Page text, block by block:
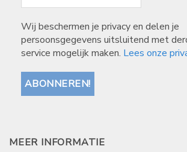
Wij beschermen je privacy en delen je
persoonsgegevens uitsluitend met
service mogelijk maken. Lees onze
MEER INFORMATIE